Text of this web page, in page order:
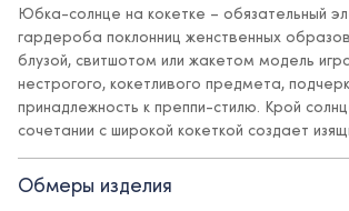
Юбка-солнце на кокетке – обязательный
гардероба поклонниц женственных
блузой, свитшотом или жакетом модель
нестрогого, кокетливого предмета,
принадлежность к преппи-стилю. Крой
сочетании с широкой кокеткой создает
силуэт. Фактурный твид подчеркивает все
детали дизайна и отлично сочетается с
предметами гардероба в стиле Ole!twice.
Обмеры изделия